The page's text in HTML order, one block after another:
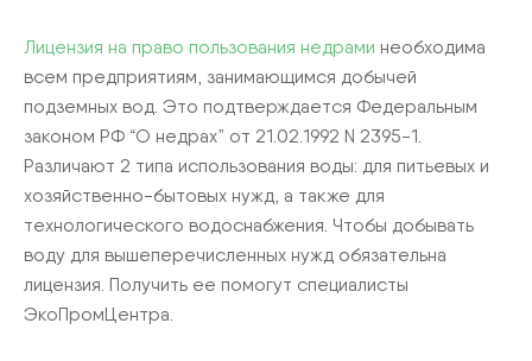
Лицензия на право пользования недрами необходима
всем предприятиям, занимающимся добычей
подземных вод. Это подтверждается Федеральным
законом РФ “О недрах” от 21.02.1992 N 2395-1.
Различают 2 типа использования воды: для питьевых и
хозяйственно-бытовых нужд, а также для
технологического водоснабжения. Чтобы добывать
воду для вышеперечисленных нужд обязательна
лицензия. Получить ее помогут специалисты
ЭкоПромЦентра.